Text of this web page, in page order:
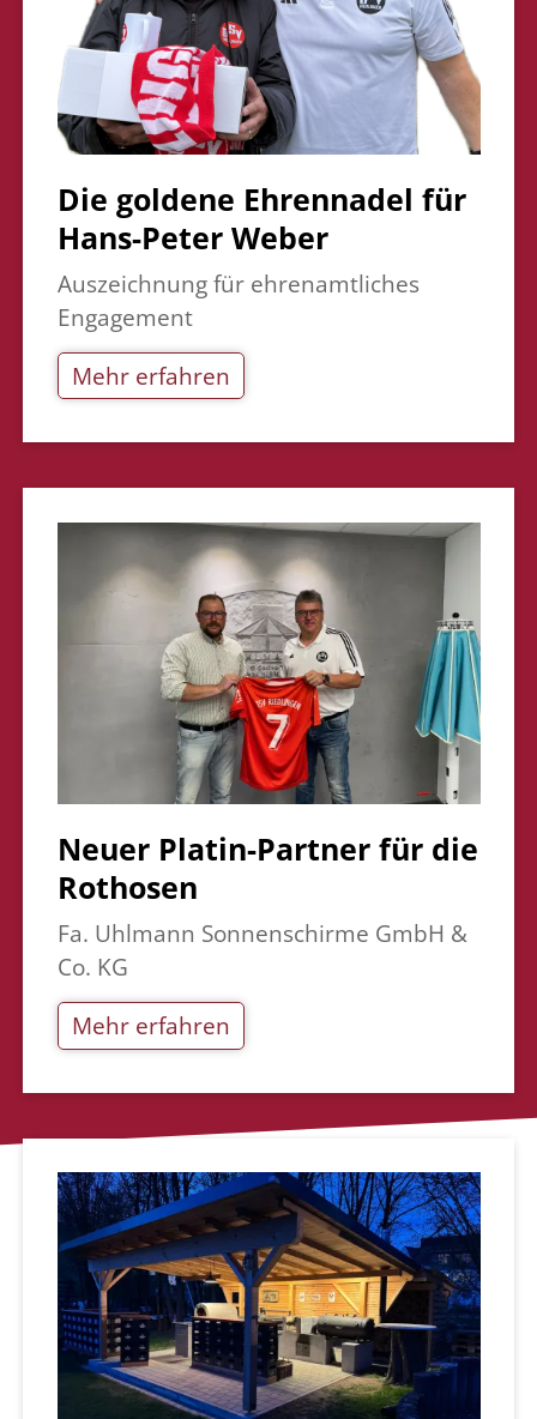
Die goldene Ehrennadel für
Hans-Peter Weber
Auszeichnung für ehrenamtliches
Engagement
Mehr erfahren
Neuer Platin-Partner für die
Rothosen
Fa. Uhlmann Sonnenschirme GmbH &
Co. KG
Mehr erfahren